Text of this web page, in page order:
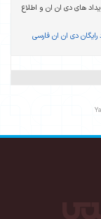
های دی ان ان و اطلاع
رایگان دی ان ان فارسی